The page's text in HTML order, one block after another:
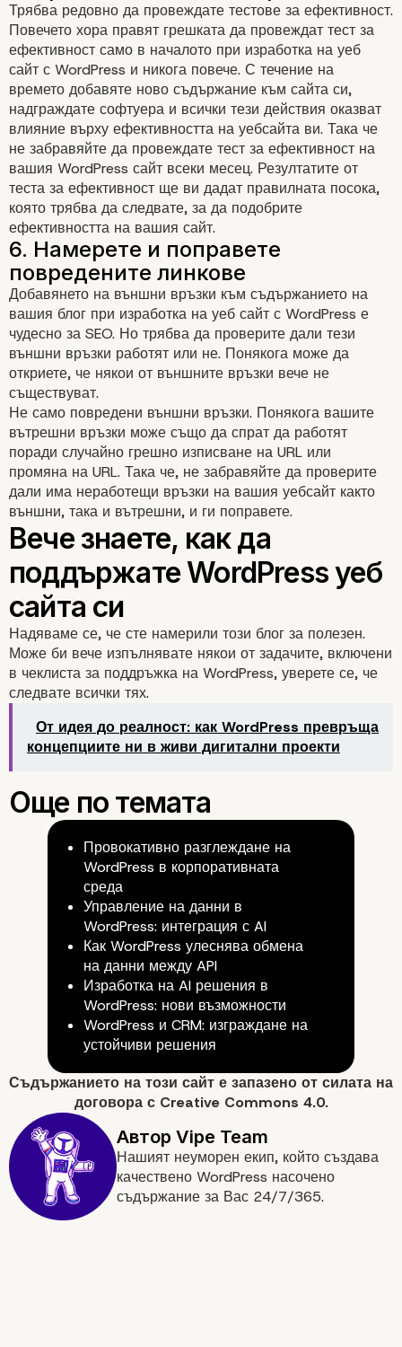
4. Оптимизирайте базата
WordPress
5. Правете тестове за
Трябва редовно да провеждате тестове за ефективност.
Повечето хора правят грешката да провеждат тест за
ефективност само в началото при изработка на уеб
сайт с WordPress и никога повече. С течение на
времето добавяте ново съдържание към сайта си,
надграждате софтуера и всички тези действия оказват
влияние върху ефективността на уебсайта ви. Така че
не забравяйте да провеждате тест за ефективност на
вашия WordPress сайт всеки месец. Резултатите от
теста за ефективност ще ви дадат правилната посока,
която трябва да следвате, за да подобрите
ефективността на вашия сайт.
6. Намерете и поправете
повредените линкове
Добавянето на външни връзки към съдържанието на
вашия блог при изработка на уеб сайт с WordPress е
чудесно за SEO. Но трябва да проверите дали тези
външни връзки работят или не. Понякога може да
откриете, че някои от външните връзки вече не
съществуват.
Не само повредени външни връзки. Понякога вашите
вътрешни връзки може също да спрат да работят
поради случайно грешно изписване на URL или
промяна на URL. Така че, не забравяйте да проверите
дали има неработещи връзки на вашия уебсайт както
външни, така и вътрешни, и ги поправете.
Надяваме се, че сте намерили този блог за полезен.
Може би вече изпълнявате някои от задачите, включени
в чеклиста за поддръжка на WordPress, уверете се, че
следвате всички тях.
От идея до реалност: как WordPress превръща
концепциите ни в живи дигитални проекти
Провокативно разглеждане на
WordPress в корпоративната
среда
Управление на данни в
WordPress: интеграция с AI
Как WordPress улеснява обмена
на данни между API
Изработка на AI решения в
WordPress: нови възможности
WordPress и CRM: изграждане на
устойчиви решения
Съдържанието на този сайт е запазено от силата на
договора с Creative Commons 4.0.
Нашият неуморен екип, който създава
качествено WordPress насочено
съдържание за Вас 24/7/365.